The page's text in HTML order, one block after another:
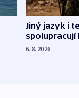
Jiný jazyk i
spolupracují
6. 8. 2026